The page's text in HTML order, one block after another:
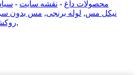
محصولات داغ - نقشه سایت -
نیکل مس, لوله برنجی, مس بدون
,